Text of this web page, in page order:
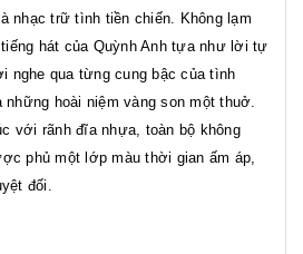
nhạc trữ tình tiền chiến. Không lạm
hát của Quỳnh Anh tựa như lời tự
nghe qua từng cung bậc của tình
hoài niệm vàng son một thuở.
với rãnh đĩa nhựa, toàn bộ không
phủ một lớp màu thời gian ấm áp,
đối.